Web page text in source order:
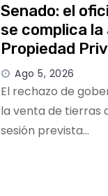
Senado: el
se complica
Propiedad
Ago 5, 2026
El rechazo de
la venta de tierras
sesión prevista…